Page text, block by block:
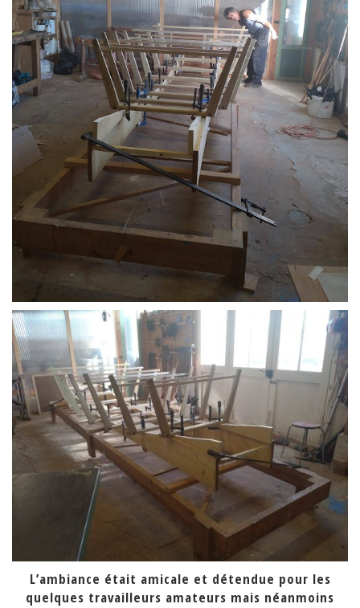
L’ambiance était amicale et détendue pour les
quelques travailleurs amateurs mais néanmoins